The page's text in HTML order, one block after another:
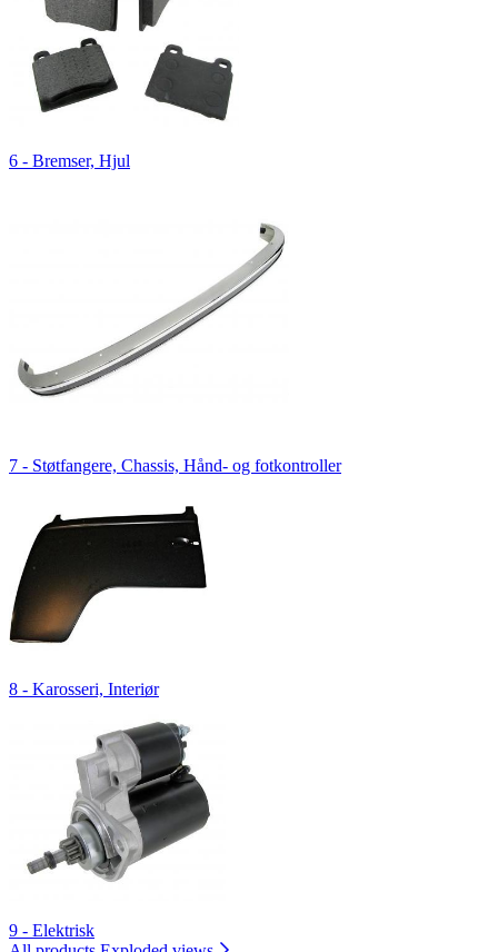
6 - Bremser, Hjul
7 - Støtfangere, Chassis, Hånd- og fotkontroller
8 - Karosseri, Interiør
9 - Elektrisk